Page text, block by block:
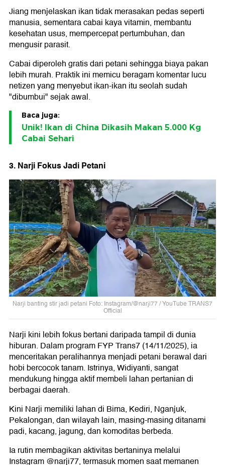
Jiang menjelaskan ikan tidak merasakan pedas seperti
manusia, sementara cabai kaya vitamin, membantu
kesehatan usus, mempercepat pertumbuhan, dan
mengusir parasit.
Cabai diperoleh gratis dari petani sehingga biaya pakan
lebih murah. Praktik ini memicu beragam komentar lucu
netizen yang menyebut ikan-ikan itu seolah sudah
"dibumbui" sejak awal.
Baca juga:
Unik! Ikan di China Dikasih Makan 5.000 Kg
Cabai Sehari
3. Narji Fokus Jadi Petani
Narji banting stir jadi petani Foto: Instagram/@narji77 / YouTube TRANS7
Official
Narji kini lebih fokus bertani daripada tampil di dunia
hiburan. Dalam program FYP Trans7 (14/11/2025), ia
menceritakan peralihannya menjadi petani berawal dari
hobi bercocok tanam. Istrinya, Widiyanti, sangat
mendukung hingga aktif membeli lahan pertanian di
berbagai daerah.
Kini Narji memiliki lahan di Bima, Kediri, Nganjuk,
Pekalongan, dan wilayah lain, masing-masing ditanami
padi, kacang, jagung, dan komoditas berbeda.
Ia rutin membagikan aktivitas bertaninya melalui
Instagram @narji77, termasuk momen saat memanen